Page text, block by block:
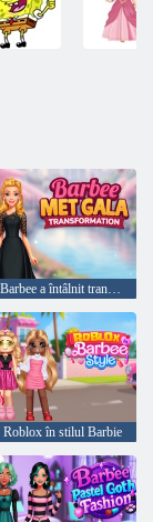
Barbee a întâlnit transformarea gala
Roblox în stilul Barbie